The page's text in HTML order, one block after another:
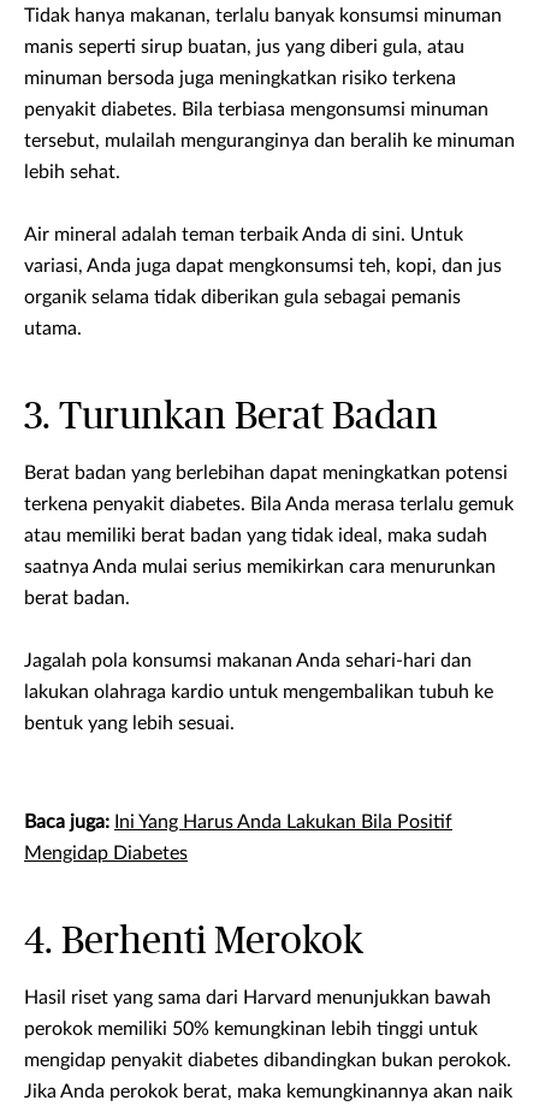
Tidak hanya makanan, terlalu banyak konsumsi minuman
manis seperti sirup buatan, jus yang diberi gula, atau
minuman bersoda juga meningkatkan risiko terkena
penyakit diabetes. Bila terbiasa mengonsumsi minuman
tersebut, mulailah menguranginya dan beralih ke minuman
lebih sehat.
Air mineral adalah teman terbaik Anda di sini. Untuk
variasi, Anda juga dapat mengkonsumsi teh, kopi, dan jus
organik selama tidak diberikan gula sebagai pemanis
utama.
3. Turunkan Berat Badan
Berat badan yang berlebihan dapat meningkatkan potensi
terkena penyakit diabetes. Bila Anda merasa terlalu gemuk
atau memiliki berat badan yang tidak ideal, maka sudah
saatnya Anda mulai serius memikirkan cara menurunkan
berat badan.
Jagalah pola konsumsi makanan Anda sehari-hari dan
lakukan olahraga kardio untuk mengembalikan tubuh ke
bentuk yang lebih sesuai.
Baca juga: Ini Yang Harus Anda Lakukan Bila Positif
Mengidap Diabetes
4. Berhenti Merokok
Hasil riset yang sama dari Harvard menunjukkan bawah
perokok memiliki 50% kemungkinan lebih tinggi untuk
mengidap penyakit diabetes dibandingkan bukan perokok.
Jika Anda perokok berat, maka kemungkinannya akan naik